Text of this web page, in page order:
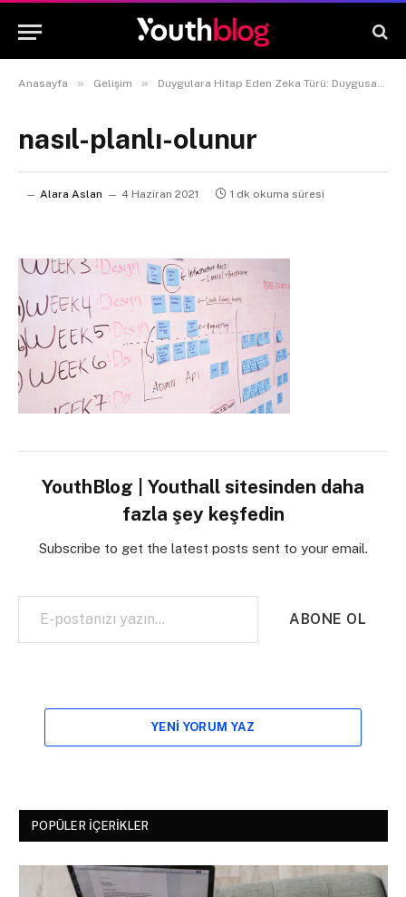
Anasayfa » Gelişim » Duygulara Hitap Eden Zeka Türü: Duygusal Zeka
nasıl-planlı-olunur
Alara Aslan 4 Haziran 2021 1 dk okuma süresi
YouthBlog | Youthall sitesinden daha
fazla şey keşfedin
Subscribe to get the latest posts sent to your email.
E-postanızı yazın…
ABONE OL
YENI YORUM YAZ
POPÜLER İÇERIKLER